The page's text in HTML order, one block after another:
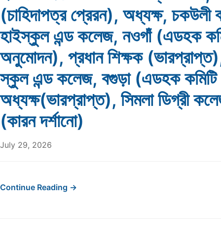
(চাহিদাপত্র প্রেরন), অধ্যক্ষ, চকউলী
হাইস্কুল এন্ড কলেজ, নওগাঁ (এডহক
অনুমোদন), প্রধান শিক্ষক (ভারপ্রাপ্ত),
স্কুল এন্ড কলেজ, বগুড়া (এডহক
অধ্যক্ষ(ভারপ্রাপ্ত), সিমলা ডিগ্রী
(কারন দর্শানো)
July 29, 2026
Continue Reading →